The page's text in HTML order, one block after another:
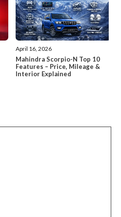
April 16, 2026
Mahindra Scorpio-N Top 10
Features – Price, Mileage &
Interior Explained